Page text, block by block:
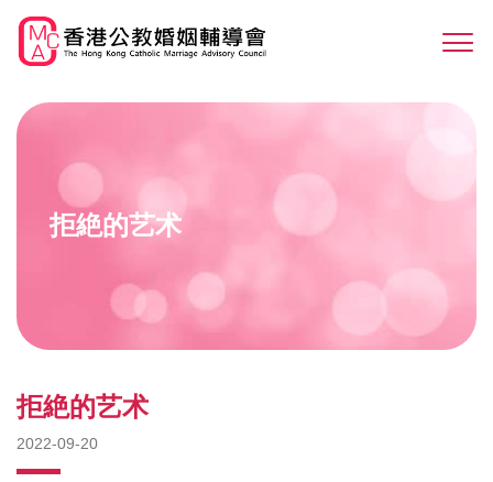
main
拒絶的艺术
拒絶的艺术
2022-09-20